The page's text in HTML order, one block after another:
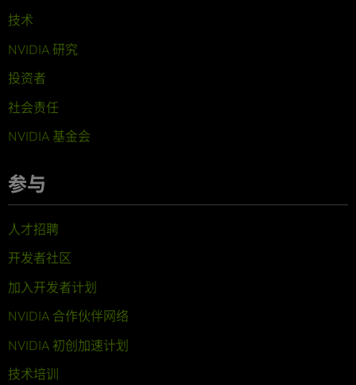
技术
NVIDIA 研究
投资者
社会责任
NVIDIA 基金会
参与
人才招聘
开发者社区
加入开发者计划
NVIDIA 合作伙伴网络
NVIDIA 初创加速计划
技术培训